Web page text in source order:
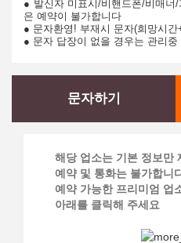
● 발신자 미표시/비핸드폰/비매너
은 예약이 불가합니다
● 문자환영! 부재시 문자(희망시간
● 문자 답장이 없을 경우는 관리
문자하기
해당 업소는 기본 정보만
예약 및 통화는 불가합니
예약 가능한 프리미엄 업
아래를 클릭해 주세요